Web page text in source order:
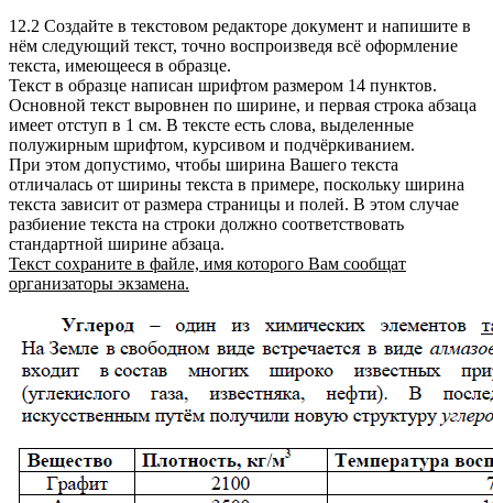
12.2 Создайте в текстовом редакторе документ и напишите в
нём следующий текст, точно воспроизведя всё оформление
текста, имеющееся в образце.
Текст в образце написан шрифтом размером 14 пунктов.
Основной текст выровнен по ширине, и первая строка абзаца
имеет отступ в 1 см. В тексте есть слова, выделенные
полужирным шрифтом, курсивом и подчёркиванием.
При этом допустимо, чтобы ширина Вашего текста
отличалась от ширины текста в примере, поскольку ширина
текста зависит от размера страницы и полей. В этом случае
разбиение текста на строки должно соответствовать
стандартной ширине абзаца.
Текст сохраните в файле, имя которого Вам сообщат
организаторы экзамена.